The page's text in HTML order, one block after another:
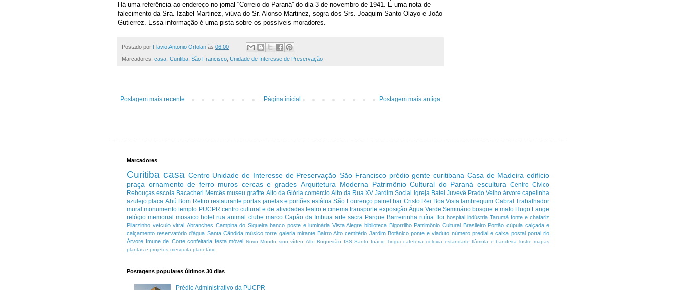
Há uma referência ao endereço no jornal “Correio do Paraná” do dia 3 de novembro de 1941. É uma nota de
falecimento da Sra. Izabel Martinez, viúva do Sr. Alonso Martinez, sogra dos Srs. Joaquim Santo Olayo e João
Gutierrez. Essa informação é uma pista sobre os possíveis moradores.
Postado por Flavio Antonio Ortolan às 06:00
Marcadores: casa, Curitiba, São Francisco, Unidade de Interesse de Preservação
Postagem mais recente Postagem mais antiga
Página inicial
Marcadores
Curitiba casa Centro Unidade de Interesse de Preservação São Francisco prédio gente curitibana Casa de Madeira edifício
praça ornamento de ferro muros cercas e grades Arquitetura Moderna Patrimônio Cultural do Paraná escultura Centro Cívico
Rebouças escola Bacacheri Mercês museu grafite Alto da Glória comércio Alto da Rua XV Jardim Social igreja Batel Juvevê Prado Velho árvore capelinha
azulejo placa Ahú Bom Retiro restaurante portas janelas e portões estátua São Lourenço painel bar Cristo Rei Boa Vista lambrequim Cabral Trabalhador
mural monumento templo PUCPR centro cultural e de atividades teatro e cinema transporte exposição Água Verde Seminário bosque e mato Hugo Lange
relógio memorial mosaico hotel rua animal clube marco Capão da Imbuia arte sacra Parque Barreirinha ruína flor hospital indústria Tarumã fonte e chafariz
Pilarzinho veículo vitral Abranches Campina do Siqueira banco poste e luminária Vista Alegre biblioteca Bigorrilho Patrimônio Cultural Brasileiro Portão cúpula calçada e
calçamento reservatório d'água Santa Cândida músico torre galeria mirante Bairro Alto cemitério Jardim Botânico ponte e viaduto número predial e caixa postal portal rio
Árvore Imune de Corte confeitaria festa móvel Novo Mundo sino vídeo Alto Boqueirão ISS Santo Inácio Tingui cafeteria ciclovia estandarte flâmula e bandeira lustre mapas
plantas e projetos mesquita planetário
Postagens populares últimos 30 dias
Prédio Administrativo da PUCPR